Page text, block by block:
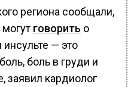
региона сообщали,
говорить о
— это
боль в груди и
заявил кардиолог